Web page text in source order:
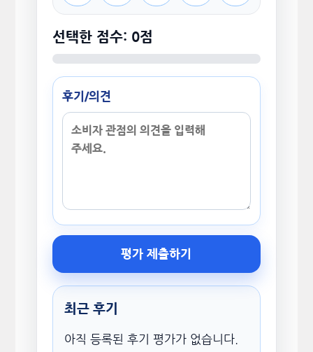
선택한 점수: 0점
후기/의견
평가 제출하기
최근 후기
아직 등록된 후기 평가가 없습니다.